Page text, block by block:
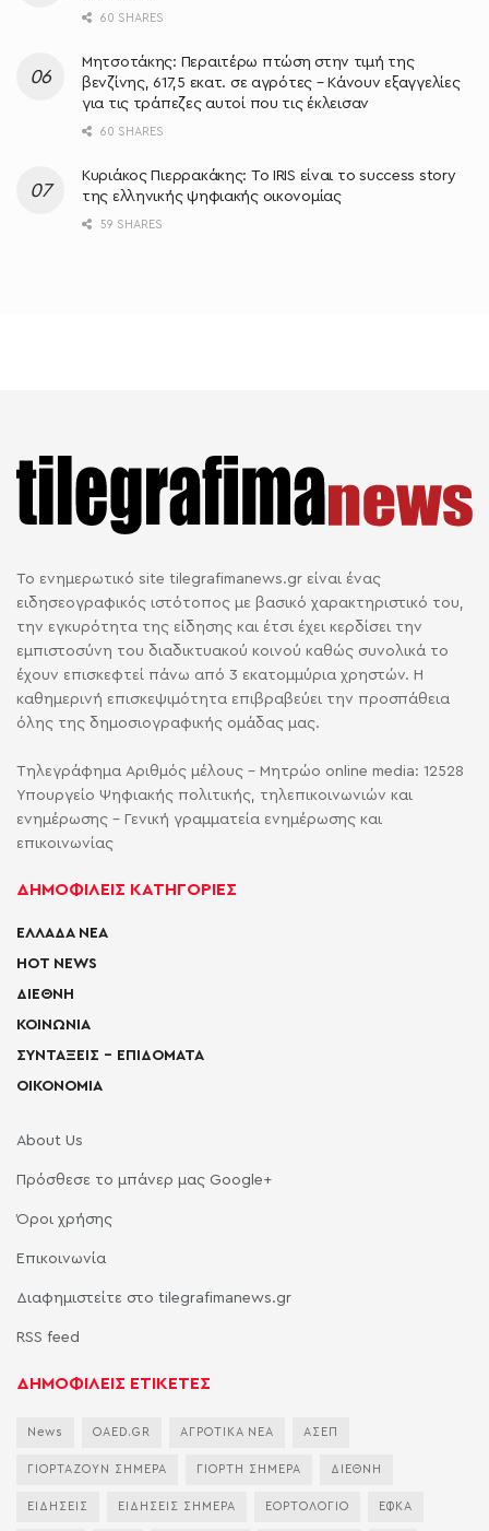
60 SHARES
Μητσοτάκης: Περαιτέρω πτώση στην τιμή της
βενζίνης, 617,5 εκατ. σε αγρότες – Κάνουν εξαγγελίες
για τις τράπεζες αυτοί που τις έκλεισαν
60 SHARES
Κυριάκος Πιερρακάκης: Το IRIS είναι το success story
της ελληνικής ψηφιακής οικονομίας
59 SHARES
Το ενημερωτικό site tilegrafimanews.gr είναι ένας
ειδησεογραφικός ιστότοπος με βασικό χαρακτηριστικό του,
την εγκυρότητα της είδησης και έτσι έχει κερδίσει την
εμπιστοσύνη του διαδικτυακού κοινού καθώς συνολικά το
έχουν επισκεφτεί πάνω από 3 εκατομμύρια χρηστών. Η
καθημερινή επισκεψιμότητα επιβραβεύει την προσπάθεια
όλης της δημοσιογραφικής ομάδας μας.
Τηλεγράφημα Αριθμός μέλους - Μητρώο online media: 12528
Υπουργείο Ψηφιακής πολιτικής, τηλεπικοινωνιών και
ενημέρωσης - Γενική γραμματεία ενημέρωσης και
επικοινωνίας
ΔΗΜΟΦΙΛΕΙΣ ΚΑΤΗΓΟΡΙΕΣ
ΕΛΛΑΔΑ ΝΕΑ
HOT NEWS
ΔΙΕΘΝΗ
ΚΟΙΝΩΝΙΑ
ΣΥΝΤΑΞΕΙΣ – ΕΠΙΔΟΜΑΤΑ
ΟΙΚΟΝΟΜΙΑ
About Us
Πρόσθεσε το μπάνερ μας Google+
Όροι χρήσης
Επικοινωνία
Διαφημιστείτε στο tilegrafimanews.gr
RSS feed
ΔΗΜΟΦΙΛΕΙΣ ΕΤΙΚΕΤΕΣ
News OAED.GR ΑΓΡΟΤΙΚΑ ΝΕΑ ΑΣΕΠ
ΓΙΟΡΤΑΖΟΥΝ ΣΗΜΕΡΑ ΓΙΟΡΤΗ ΣΗΜΕΡΑ ΔΙΕΘΝΗ
ΕΙΔΗΣΕΙΣ ΕΙΔΗΣΕΙΣ ΣΗΜΕΡΑ ΕΟΡΤΟΛΟΓΙΟ ΕΦΚΑ